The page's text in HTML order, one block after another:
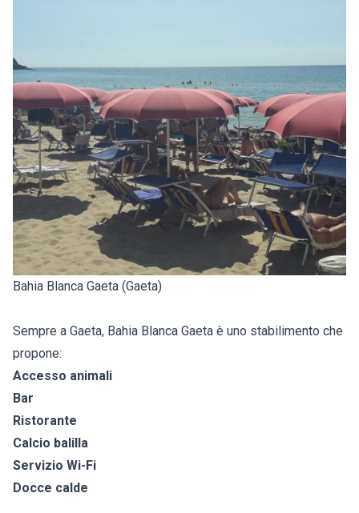
Bahia Blanca Gaeta (Gaeta)
Sempre a Gaeta, Bahia Blanca Gaeta è uno stabilimento che
propone:
Accesso animali
Bar
Ristorante
Calcio balilla
Servizio Wi-Fi
Docce calde